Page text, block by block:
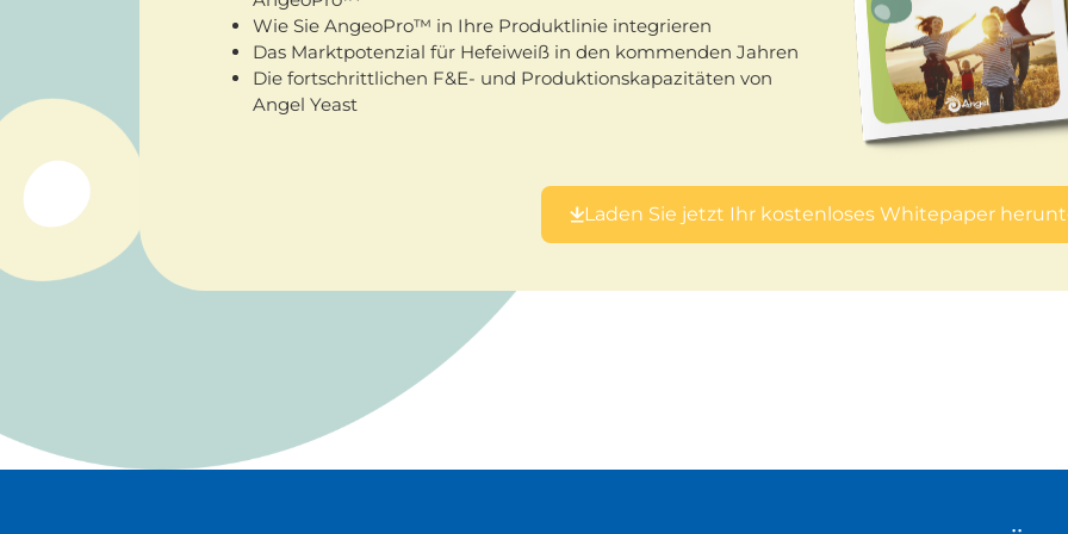
Wie Sie AngeoPro™ in Ihre Produktlinie integrieren
Das Marktpotenzial für Hefeiweiß in den kommenden Jahren
Die fortschrittlichen F&E- und Produktionskapazitäten von
Angel Yeast
Laden Sie jetzt Ihr kostenloses Whitepaper